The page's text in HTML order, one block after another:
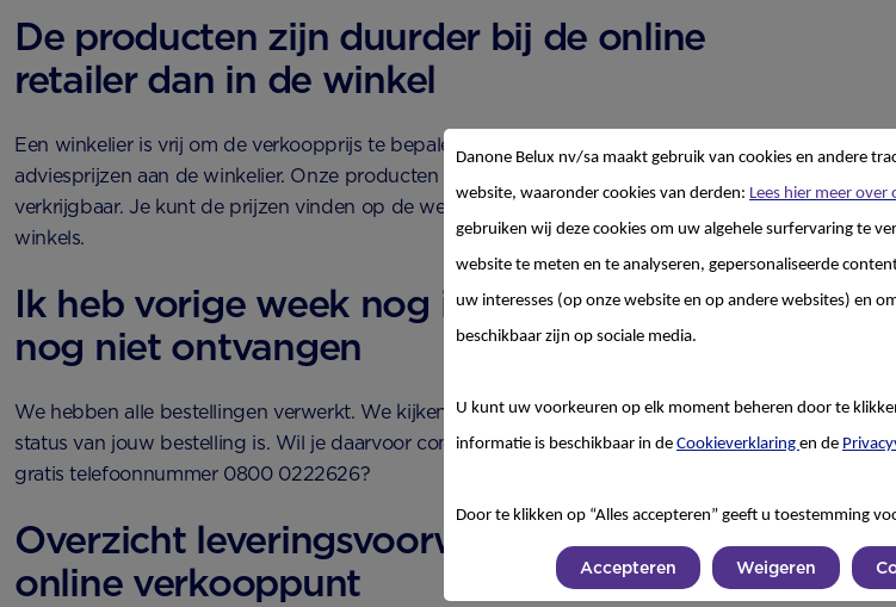
De producten zijn duurder bij de online
retailer dan in de winkel
Een winkelier is vrij om de verkoopprijs te bepalen, Nutricia geeft verkoop
adviesprijzen aan de winkelier. Onze producten zijn bij verschillende online winkels
verkrijgbaar. Je kunt de prijzen vinden op de websites van de verschillende
winkels.
Ik heb vorige week nog iets besteld, maar
nog niet ontvangen
We hebben alle bestellingen verwerkt. We kijken graag even met je mee wat de
status van jouw bestelling is. Wil je daarvoor contact met ons opnemen via ons
gratis telefoonnummer 0800 0222626?
Overzicht leveringsvoorwaarden per
online verkooppunt
Danone Belux nv/sa maakt gebruik van cookies en andere
website, waaronder cookies van derden: Lees hier meer over
gebruiken wij deze cookies om uw algehele surfervaring te
website te meten en te analyseren, gepersonaliseerde
uw interesses (op onze website en op andere websites) en
beschikbaar zijn op sociale media.
U kunt uw voorkeuren op elk moment beheren door te
informatie is beschikbaar in de Cookieverklaring en de
Door te klikken op “Alles accepteren” geeft u toestemming
Accepteren Weigeren